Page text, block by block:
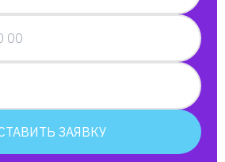
ЗАЯВКУ